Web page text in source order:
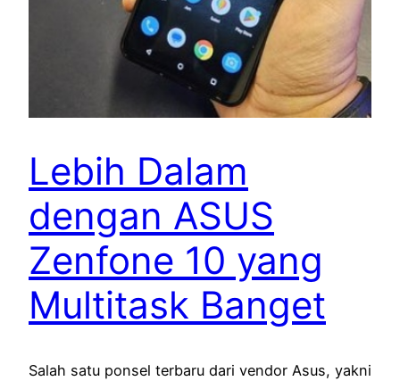
Lebih Dalam
dengan ASUS
Zenfone 10 yang
Multitask Banget
Salah satu ponsel terbaru dari vendor Asus, yakni